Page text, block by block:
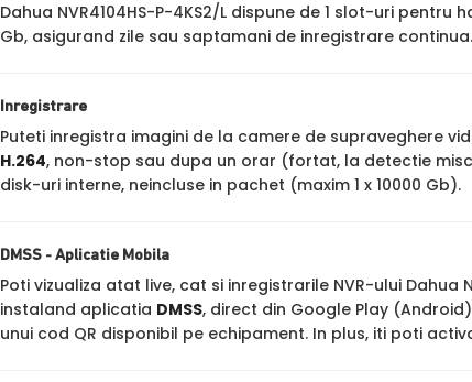
Dahua NVR4104HS-P-4KS2/L dispune de 1 slot-uri
Gb, asigurand zile sau saptamani de inregistrare continua.
Inregistrare
Puteti inregistra imagini de la camere de supraveghere
H.264, non-stop sau dupa un orar (fortat, la detectie
disk-uri interne, neincluse in pachet (maxim 1 x 10000 Gb).
DMSS - Aplicatie Mobila
Poti vizualiza atat live, cat si inregistrarile NVR-ului Dahua
instaland aplicatia DMSS, direct din Google Play
unui cod QR disponibil pe echipament. In plus, iti poti